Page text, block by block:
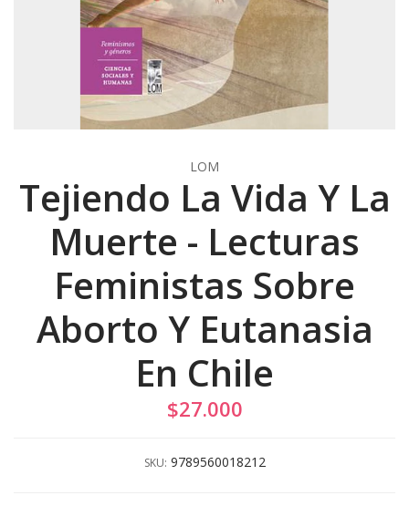
LOM
Tejiendo La Vida Y La
Muerte - Lecturas
Feministas Sobre
Aborto Y Eutanasia
En Chile
$27.000
SKU: 9789560018212